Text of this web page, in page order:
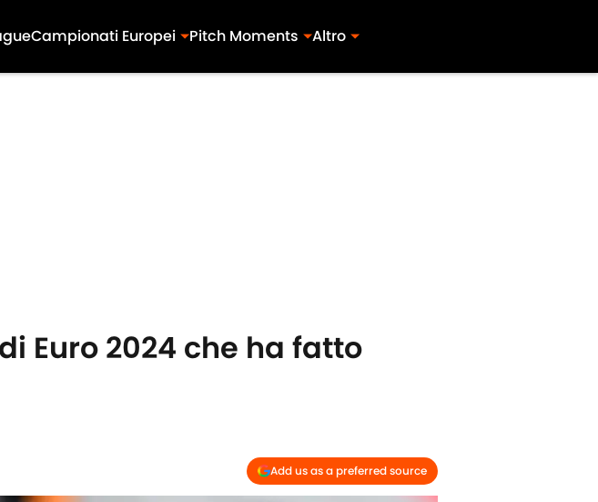
Campionati Europei Pitch Moments Altro
Euro 2024 che ha fatto
Add us as a preferred source